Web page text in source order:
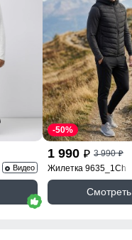
Видео
1 990 p 3 990p
-50%
Жилетка 9635_1Ch
Смотреть